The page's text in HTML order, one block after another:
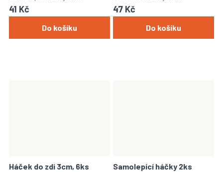
41 Kč
Do košíku
47 Kč
Do košíku
Háček do zdi 3cm, 6ks Samolepící háčky 2ks